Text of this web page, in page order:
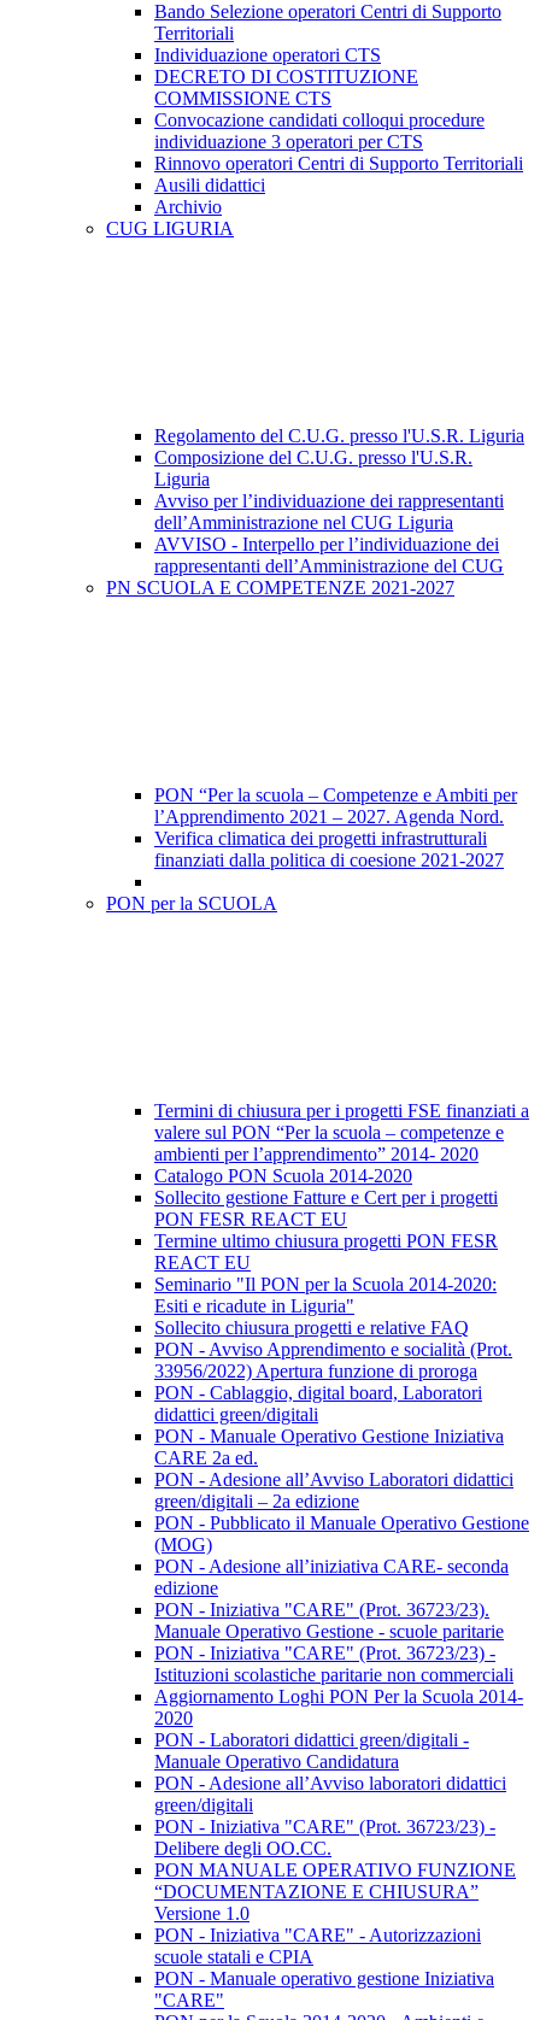
Bando Selezione operatori Centri di Supporto
Territoriali
Individuazione operatori CTS
DECRETO DI COSTITUZIONE
COMMISSIONE CTS
Convocazione candidati colloqui procedure
individuazione 3 operatori per CTS
Rinnovo operatori Centri di Supporto Territoriali
Ausili didattici
Archivio
CUG LIGURIA
Regolamento del C.U.G. presso l'U.S.R. Liguria
Composizione del C.U.G. presso l'U.S.R.
Liguria
Avviso per l’individuazione dei rappresentanti
dell’Amministrazione nel CUG Liguria
AVVISO - Interpello per l’individuazione dei
rappresentanti dell’Amministrazione del CUG
PN SCUOLA E COMPETENZE 2021-2027
PON “Per la scuola – Competenze e Ambiti per
l’Apprendimento 2021 – 2027. Agenda Nord.
Verifica climatica dei progetti infrastrutturali
finanziati dalla politica di coesione 2021-2027
PON per la SCUOLA
Termini di chiusura per i progetti FSE finanziati a
valere sul PON “Per la scuola – competenze e
ambienti per l’apprendimento” 2014- 2020
Catalogo PON Scuola 2014-2020
Sollecito gestione Fatture e Cert per i progetti
PON FESR REACT EU
Termine ultimo chiusura progetti PON FESR
REACT EU
Seminario "Il PON per la Scuola 2014-2020:
Esiti e ricadute in Liguria"
Sollecito chiusura progetti e relative FAQ
PON - Avviso Apprendimento e socialità (Prot.
33956/2022) Apertura funzione di proroga
PON - Cablaggio, digital board, Laboratori
didattici green/digitali
PON - Manuale Operativo Gestione Iniziativa
CARE 2a ed.
PON - Adesione all’Avviso Laboratori didattici
green/digitali – 2a edizione
PON - Pubblicato il Manuale Operativo Gestione
(MOG)
PON - Adesione all’iniziativa CARE- seconda
edizione
PON - Iniziativa "CARE" (Prot. 36723/23).
Manuale Operativo Gestione - scuole paritarie
PON - Iniziativa "CARE" (Prot. 36723/23) -
Istituzioni scolastiche paritarie non commerciali
Aggiornamento Loghi PON Per la Scuola 2014-
2020
PON - Laboratori didattici green/digitali -
Manuale Operativo Candidatura
PON - Adesione all’Avviso laboratori didattici
green/digitali
PON - Iniziativa "CARE" (Prot. 36723/23) -
Delibere degli OO.CC.
PON MANUALE OPERATIVO FUNZIONE
“DOCUMENTAZIONE E CHIUSURA”
Versione 1.0
PON - Iniziativa "CARE" - Autorizzazioni
scuole statali e CPIA
PON - Manuale operativo gestione Iniziativa
"CARE"